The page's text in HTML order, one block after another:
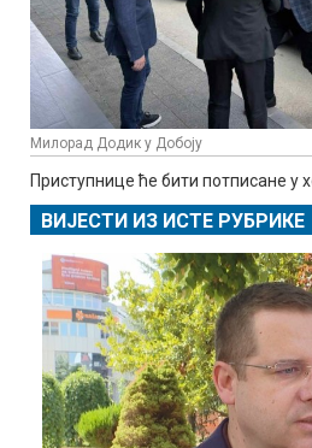
Милорад Додик у Добоју
Приступнице ће бити потписане у
ВИЈЕСТИ ИЗ ИСТЕ РУБРИКЕ